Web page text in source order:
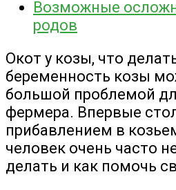
Возможные
родов
Окот у козы, что
беременность козы
большой проблемой
фермера. Впервые
прибавлением в
человек очень часто
делать и как помочь